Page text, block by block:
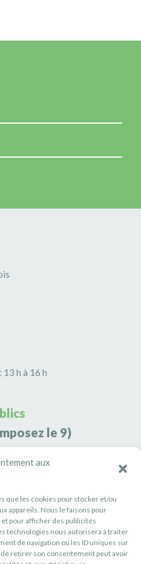
aux
que les cookies pour stocker et/ou
appareils. Nous le faisons pour
pour afficher des publicités
technologies nous autorisera à traiter
de navigation ou les ID uniques sur
de retirer son consentement peut avoir
13 h à 16 h
le 9)